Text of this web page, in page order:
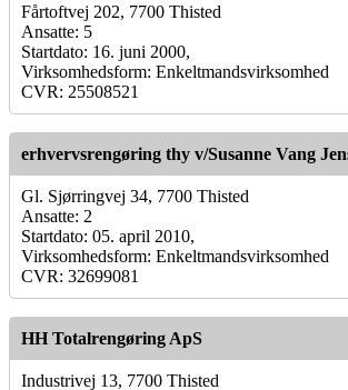
Fårtoftvej 202, 7700 Thisted
Ansatte: 5
Startdato: 16. juni 2000,
Virksomhedsform: Enkeltmandsvirksomhed
CVR: 25508521
erhvervsrengøring thy v/Susanne Vang
Gl. Sjørringvej 34, 7700 Thisted
Ansatte: 2
Startdato: 05. april 2010,
Virksomhedsform: Enkeltmandsvirksomhed
CVR: 32699081
HH Totalrengøring ApS
Industrivej 13, 7700 Thisted